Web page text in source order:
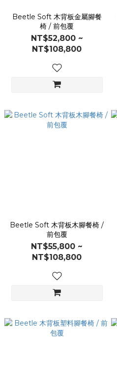
Beetle Soft 木背板金屬腳餐
椅 / 前包覆
NT$52,800 ~
NT$108,800
Beetle Soft 木背板木腳餐椅 /
前包覆
NT$55,800 ~
NT$108,800